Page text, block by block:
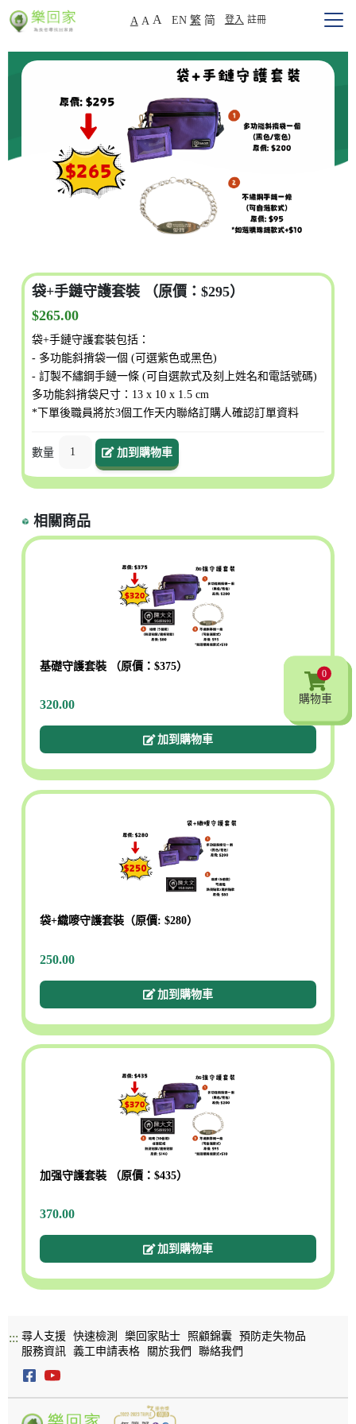
A A A EN 繁 简 登入 註冊
袋+手鏈守護套裝 （原價：$295）
$265.00
袋+手鏈守護套裝包括：
- 多功能斜揹袋一個 (可選紫色或黑色)
- 訂製不繡鋼手鏈一條 (可自選款式及刻上姓名和電話號碼)
多功能斜揹袋尺寸：13 x 10 x 1.5 cm
*下單後職員將於3個工作天内聯絡訂購人確認訂單資料
數量 1 加到購物車
0
購物車
相關商品
基礎守護套裝 （原價：$375）
320.00
加到購物車
袋+織嘜守護套裝（原價: $280）
250.00
加到購物車
加强守護套裝 （原價：$435）
370.00
加到購物車
0
購物車
::: 尋人支援 快速檢測 樂回家貼士 照顧錦囊
預防走失物品
服務資訊
義工申請表格 關於我們 聯絡我們